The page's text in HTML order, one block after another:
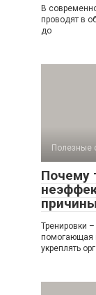
В
проводят в
до
Полезные
Почему
Тренировки
помогающая
укреплять